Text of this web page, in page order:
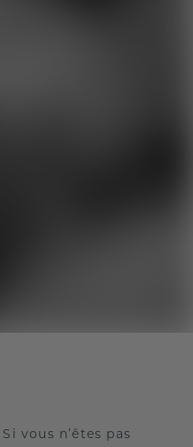
vous n’êtes pas